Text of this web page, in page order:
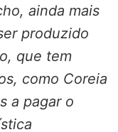
ainda mais
produzido
que tem
como Coreia
a pagar o